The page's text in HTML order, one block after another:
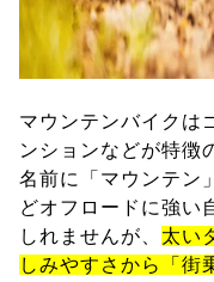
マウンテンバイクは
ンションなどが特徴
名前に「マウンテン
どオフロードに強い
しれませんが、 太い
しみやすさから「街